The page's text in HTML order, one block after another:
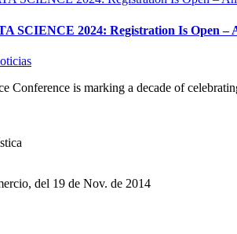
SCIENCE 2024: Registration Is Open –
Conference is marking a decade of
del 19 de Nov. de 2014